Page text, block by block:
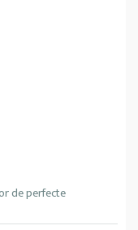
de perfecte